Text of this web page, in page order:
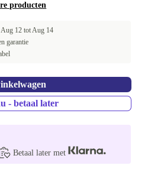
producten
Aug 12 totAug 14
garantie
- betaal later
Betaal later met